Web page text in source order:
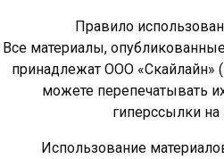
Правило
Все материалы,
принадлежат ООО
можете перепечатывать
гиперссылки на
Использование